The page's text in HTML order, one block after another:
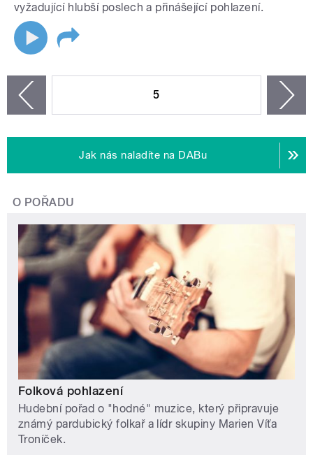
vyžadující hlubší poslech a přinášející pohlazení.
5
Jak nás naladíte na DABu
O POŘADU
Folková pohlazení
Hudební pořad o "hodné" muzice, který připravuje
známý pardubický folkař a lídr skupiny Marien Víťa
Troníček.